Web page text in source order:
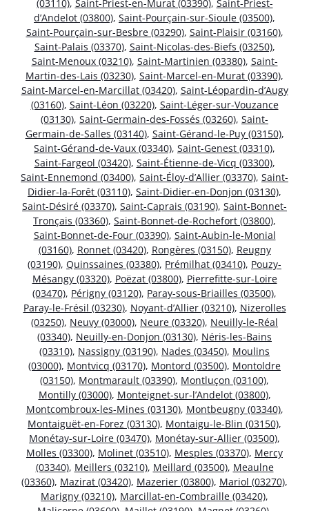
(03110), Saint-Priest-en-Murat (03390), Saint-Priest-
d’Andelot (03800), Saint-Pourçain-sur-Sioule (03500),
Saint-Pourçain-sur-Besbre (03290), Saint-Plaisir (03160),
Saint-Palais (03370), Saint-Nicolas-des-Biefs (03250),
Saint-Menoux (03210), Saint-Martinien (03380), Saint-
Martin-des-Lais (03230), Saint-Marcel-en-Murat (03390),
Saint-Marcel-en-Marcillat (03420), Saint-Léopardin-d’Augy
(03160), Saint-Léon (03220), Saint-Léger-sur-Vouzance
(03130), Saint-Germain-des-Fossés (03260), Saint-
Germain-de-Salles (03140), Saint-Gérand-le-Puy (03150),
Saint-Gérand-de-Vaux (03340), Saint-Genest (03310),
Saint-Fargeol (03420), Saint-Étienne-de-Vicq (03300),
Saint-Ennemond (03400), Saint-Éloy-d’Allier (03370), Saint-
Didier-la-Forêt (03110), Saint-Didier-en-Donjon (03130),
Saint-Désiré (03370), Saint-Caprais (03190), Saint-Bonnet-
Tronçais (03360), Saint-Bonnet-de-Rochefort (03800),
Saint-Bonnet-de-Four (03390), Saint-Aubin-le-Monial
(03160), Ronnet (03420), Rongères (03150), Reugny
(03190), Quinssaines (03380), Prémilhat (03410), Pouzy-
Mésangy (03320), Poëzat (03800), Pierrefitte-sur-Loire
(03470), Périgny (03120), Paray-sous-Briailles (03500),
Paray-le-Frésil (03230), Noyant-d’Allier (03210), Nizerolles
(03250), Neuvy (03000), Neure (03320), Neuilly-le-Réal
(03340), Neuilly-en-Donjon (03130), Néris-les-Bains
(03310), Nassigny (03190), Nades (03450), Moulins
(03000), Montvicq (03170), Montord (03500), Montoldre
(03150), Montmarault (03390), Montluçon (03100),
Montilly (03000), Monteignet-sur-l’Andelot (03800),
Montcombroux-les-Mines (03130), Montbeugny (03340),
Montaiguët-en-Forez (03130), Montaigu-le-Blin (03150),
Monétay-sur-Loire (03470), Monétay-sur-Allier (03500),
Molles (03300), Molinet (03510), Mesples (03370), Mercy
(03340), Meillers (03210), Meillard (03500), Meaulne
(03360), Mazirat (03420), Mazerier (03800), Mariol (03270),
Marigny (03210), Marcillat-en-Combraille (03420),